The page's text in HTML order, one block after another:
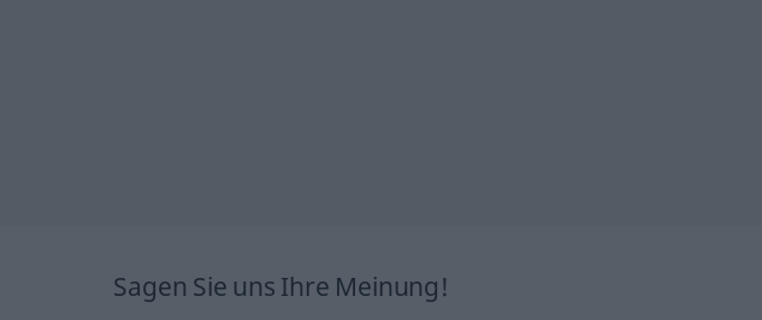
Sagen Sie uns Ihre Meinung!